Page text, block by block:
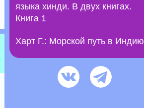
языка хинди. В двух книгах.
Книга 1
Харт Г.: Морской путь в Индию